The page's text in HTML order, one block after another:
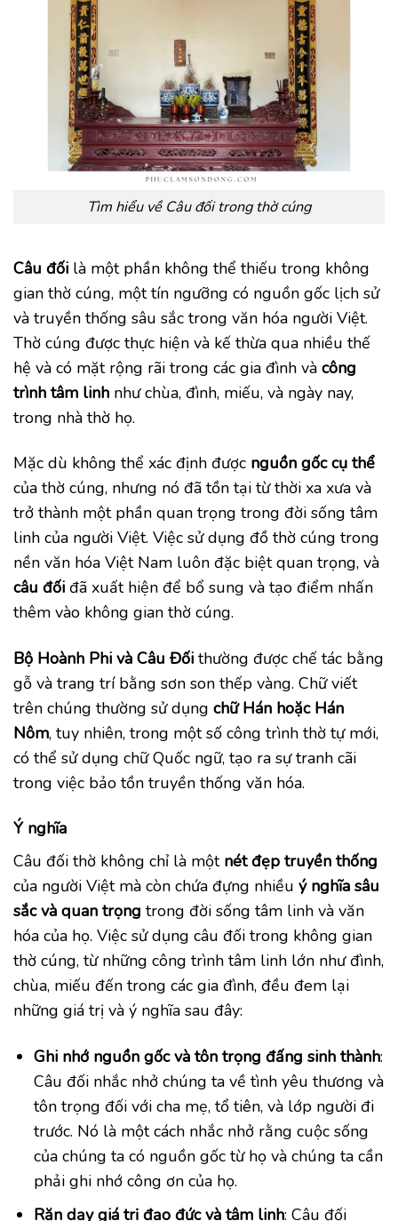
Tìm hiểu về Câu đối trong thờ cúng
Câu đối là một phần không thể thiếu trong không
gian thờ cúng, một tín ngưỡng có nguồn gốc lịch sử
và truyền thống sâu sắc trong văn hóa người Việt.
Thờ cúng được thực hiện và kế thừa qua nhiều thế
hệ và có mặt rộng rãi trong các gia đình và công
trình tâm linh như chùa, đình, miếu, và ngày nay,
trong nhà thờ họ.
Mặc dù không thể xác định được nguồn gốc cụ thể
của thờ cúng, nhưng nó đã tồn tại từ thời xa xưa và
trở thành một phần quan trọng trong đời sống tâm
linh của người Việt. Việc sử dụng đồ thờ cúng trong
nền văn hóa Việt Nam luôn đặc biệt quan trọng, và
câu đối đã xuất hiện để bổ sung và tạo điểm nhấn
thêm vào không gian thờ cúng.
Bộ Hoành Phi và Câu Đối thường được chế tác bằng
gỗ và trang trí bằng sơn son thếp vàng. Chữ viết
trên chúng thường sử dụng chữ Hán hoặc Hán
Nôm, tuy nhiên, trong một số công trình thờ tự mới,
có thể sử dụng chữ Quốc ngữ, tạo ra sự tranh cãi
trong việc bảo tồn truyền thống văn hóa.
Ý nghĩa
Câu đối thờ không chỉ là một nét đẹp truyền thống
của người Việt mà còn chứa đựng nhiều ý nghĩa sâu
sắc và quan trọng trong đời sống tâm linh và văn
hóa của họ. Việc sử dụng câu đối trong không gian
thờ cúng, từ những công trình tâm linh lớn như đình,
chùa, miếu đến trong các gia đình, đều đem lại
những giá trị và ý nghĩa sau đây:
Ghi nhớ nguồn gốc và tôn trọng đấng sinh thành:
Câu đối nhắc nhở chúng ta về tình yêu thương và
tôn trọng đối với cha mẹ, tổ tiên, và lớp người đi
trước. Nó là một cách nhắc nhở rằng cuộc sống
của chúng ta có nguồn gốc từ họ và chúng ta cần
phải ghi nhớ công ơn của họ.
Răn dạy giá trị đạo đức và tâm linh: Câu đối